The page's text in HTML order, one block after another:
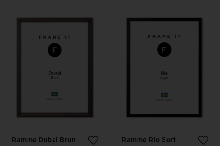
Ramme Dubai Brun
Ramme Rio Sort